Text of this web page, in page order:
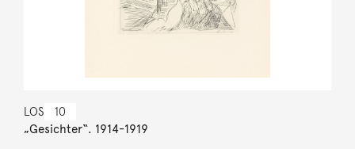
LOS 10
„Gesichter“. 1914-1919